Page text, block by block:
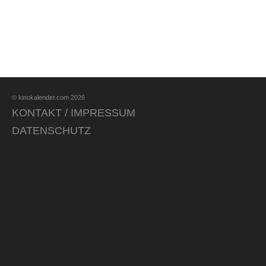
© kinokalender.com 2026
KONTAKT / IMPRESSUM
DATENSCHUTZ